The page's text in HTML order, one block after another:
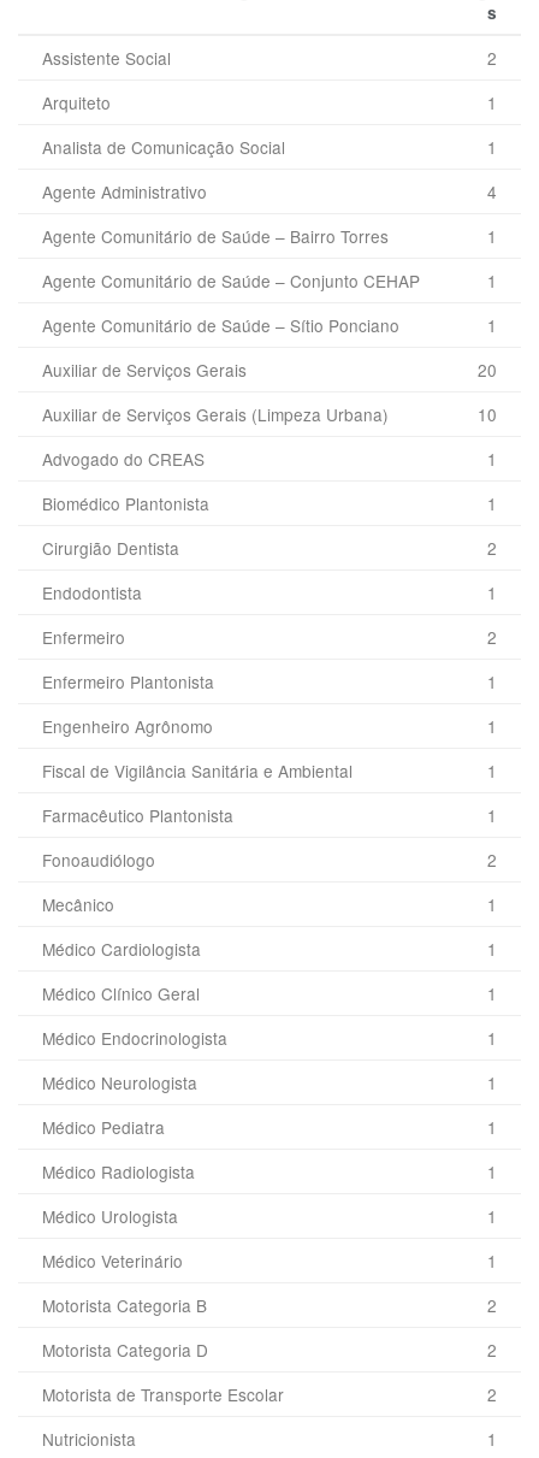
s
Assistente Social
2
Arquiteto
1
Analista de Comunicação Social
1
Agente Administrativo
4
Agente Comunitário de Saúde – Bairro Torres
1
Agente Comunitário de Saúde – Conjunto CEHAP
1
Agente Comunitário de Saúde – Sítio Ponciano
1
Auxiliar de Serviços Gerais
20
Auxiliar de Serviços Gerais (Limpeza Urbana)
10
Advogado do CREAS
1
Biomédico Plantonista
1
Cirurgião Dentista
2
Endodontista
1
Enfermeiro
2
Enfermeiro Plantonista
1
Engenheiro Agrônomo
1
Fiscal de Vigilância Sanitária e Ambiental
1
Farmacêutico Plantonista
1
Fonoaudiólogo
2
Mecânico
1
Médico Cardiologista
1
Médico Clínico Geral
1
Médico Endocrinologista
1
Médico Neurologista
1
Médico Pediatra
1
Médico Radiologista
1
Médico Urologista
1
Médico Veterinário
1
Motorista Categoria B
2
Motorista Categoria D
2
Motorista de Transporte Escolar
2
Nutricionista
1